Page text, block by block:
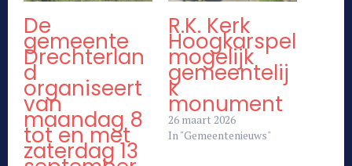
De
gemeente
Drechterlan
d
organiseert
van
maandag 8
tot en met
zaterdag 13
R.K. Kerk
Hoogkarspel
mogelijk
gemeentelij
k
monument
26 maart 2026
In "Gemeentenieuws"